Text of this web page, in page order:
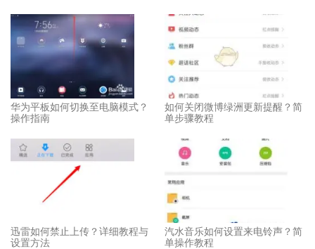
华为平板如何切换至电脑模式？
操作指南
如何关闭微博绿洲更新提醒？简
单步骤教程
迅雷如何禁止上传？详细教程与
设置方法
汽水音乐如何设置来电铃声？简
单操作教程